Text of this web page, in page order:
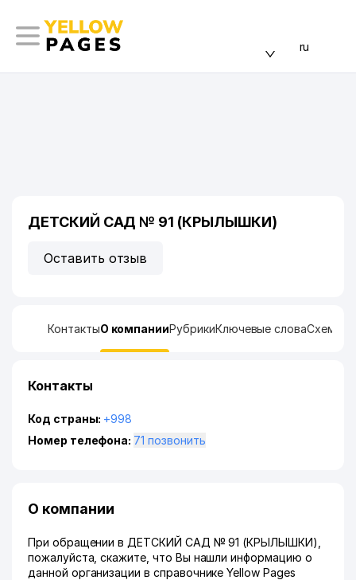
ru
ДЕТСКИЙ САД № 91 (КРЫЛЫШКИ)
Оставить отзыв
КонтактыО компанииРубрикиКлючевые словаСхема
Контакты
Код страны: +998
Номер телефона:
71 позвонить
О компании
При обращении в ДЕТСКИЙ САД № 91 (КРЫЛЫШКИ),
пожалуйста, скажите, что Вы нашли информацию о
данной организации в справочнике Yellow Pages